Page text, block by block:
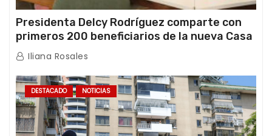
Presidenta Delcy Rodríguez comparte con
primeros 200 beneficiarios de la nueva Casa
de los Abuelos “La Primavera” en Caracas
Iliana Rosales
DESTACADO NOTICIAS